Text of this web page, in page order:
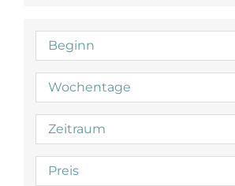
Beginn
Wochentage
Zeitraum
Preis